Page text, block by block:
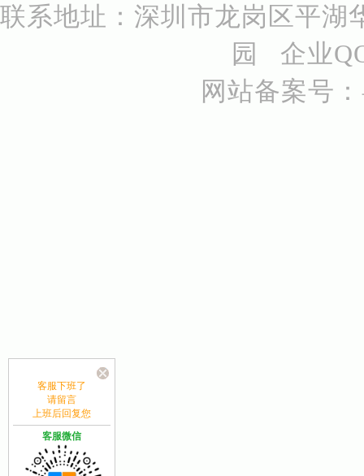
联系地址：深圳市龙岗区平湖
园 企业
网站备案号：
客服下班了
请留言
上班后回复您
客服微信